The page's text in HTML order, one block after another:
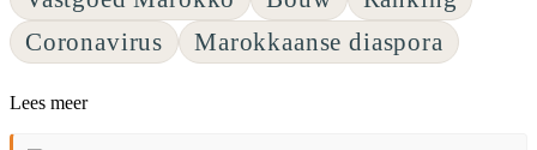
Coronavirus
Marokkaanse diaspora
Lees meer